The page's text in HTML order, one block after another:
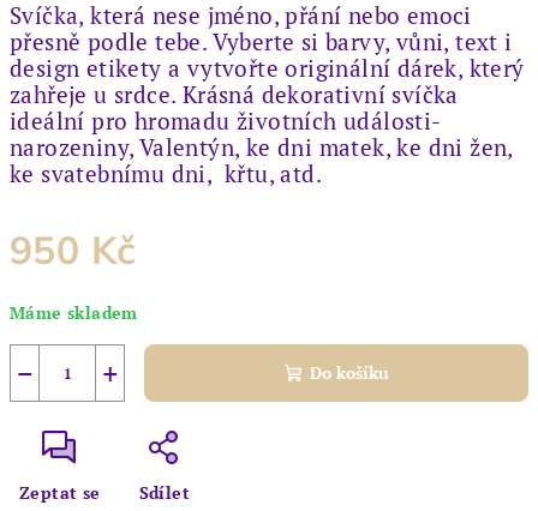
Svíčka, která nese jméno, přání nebo emoci
přesně podle tebe. Vyberte si barvy, vůni, text i
design etikety a vytvořte originální dárek, který
zahřeje u srdce. Krásná dekorativní svíčka
ideální pro hromadu životních události-
narozeniny, Valentýn, ke dni matek, ke dni žen,
ke svatebnímu dni, křtu, atd.
950 Kč
cena:
Máme skladem
+
− Do košíku
Zeptat se Sdílet